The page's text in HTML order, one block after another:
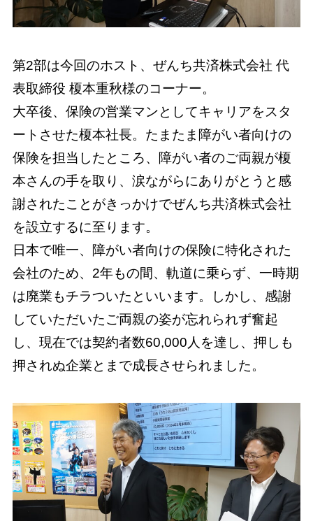
第2部は今回のホスト、ぜんち共済株式会社 代
表取締役 榎本重秋様のコーナー。
大卒後、保険の営業マンとしてキャリアをスタ
ートさせた榎本社長。たまたま障がい者向けの
保険を担当したところ、障がい者のご両親が榎
本さんの手を取り、涙ながらにありがとうと感
謝されたことがきっかけでぜんち共済株式会社
を設立するに至ります。
日本で唯一、障がい者向けの保険に特化された
会社のため、2年もの間、軌道に乗らず、一時期
は廃業もチラついたといいます。しかし、感謝
していただいたご両親の姿が忘れられず奮起
し、現在では契約者数60,000人を達し、押しも
押されぬ企業とまで成長させられました。